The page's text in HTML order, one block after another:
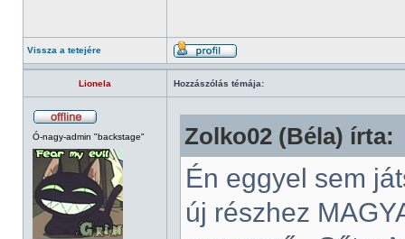
Vissza a tetejére
Lionela Hozzászólás témája:
Ó-nagy-admin "backstage" Zolko02 (Béla) írta:
Én eggyel sem
új részhez